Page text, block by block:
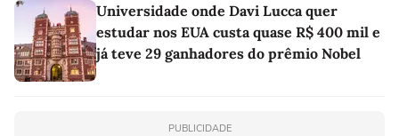
Universidade onde Davi Lucca quer
estudar nos EUA custa quase R$ 400 mil e
já teve 29 ganhadores do prêmio Nobel
PUBLICIDADE